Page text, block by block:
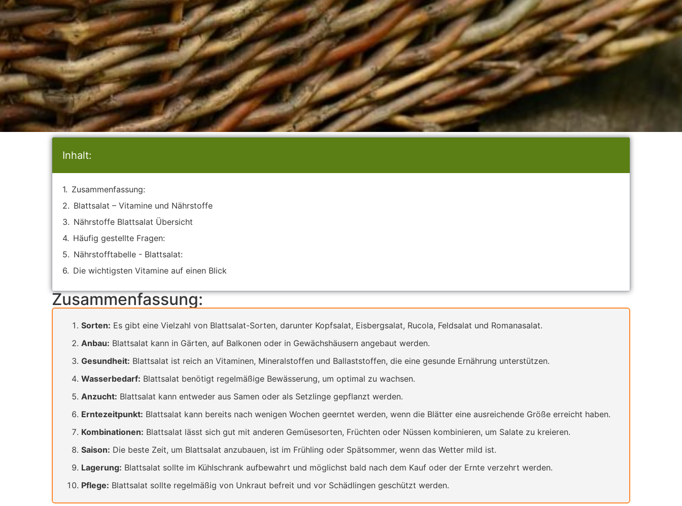
Inhalt:
Zusammenfassung:
Blattsalat – Vitamine und Nährstoffe
Nährstoffe Blattsalat Übersicht
Häufig gestellte Fragen:
Nährstofftabelle - Blattsalat:
Die wichtigsten Vitamine auf einen Blick
Zusammenfassung:
Sorten: Es gibt eine Vielzahl von Blattsalat-Sorten, darunter Kopfsalat, Eisbergsalat, Rucola, Feldsalat und Romanasalat.
Anbau: Blattsalat kann in Gärten, auf Balkonen oder in Gewächshäusern angebaut werden.
Gesundheit: Blattsalat ist reich an Vitaminen, Mineralstoffen und Ballaststoffen, die eine gesunde Ernährung unterstützen.
Wasserbedarf: Blattsalat benötigt regelmäßige Bewässerung, um optimal zu wachsen.
Anzucht: Blattsalat kann entweder aus Samen oder als Setzlinge gepflanzt werden.
Erntezeitpunkt: Blattsalat kann bereits nach wenigen Wochen geerntet werden, wenn die Blätter eine ausreichende Größe erreicht haben.
Kombinationen: Blattsalat lässt sich gut mit anderen Gemüsesorten, Früchten oder Nüssen kombinieren, um Salate zu kreieren.
Saison: Die beste Zeit, um Blattsalat anzubauen, ist im Frühling oder Spätsommer, wenn das Wetter mild ist.
Lagerung: Blattsalat sollte im Kühlschrank aufbewahrt und möglichst bald nach dem Kauf oder der Ernte verzehrt werden.
Pflege: Blattsalat sollte regelmäßig von Unkraut befreit und vor Schädlingen geschützt werden.